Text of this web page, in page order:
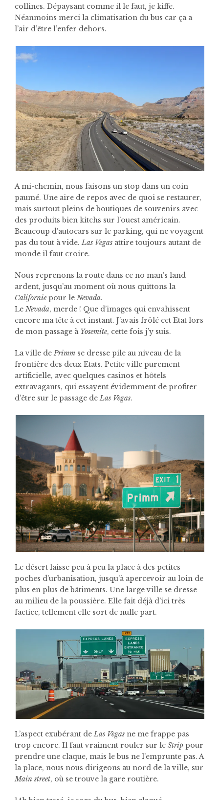
collines. Dépaysant comme il le faut, je kiffe.
Néanmoins merci la climatisation du bus car ça a
l’air d’être l’enfer dehors.
A mi-chemin, nous faisons un stop dans un coin
paumé. Une aire de repos avec de quoi se restaurer,
mais surtout pleins de boutiques de souvenirs avec
des produits bien kitchs sur l’ouest américain.
Beaucoup d’autocars sur le parking, qui ne voyagent
pas du tout à vide.Las Vegas attire toujours autant de
monde il faut croire.
Nous reprenons la route dans ce no man’s land
ardent, jusqu’au moment où nous quittons la
Californiepour le Nevada.
Le Nevada, merde ! Que d’images qui envahissent
encore ma tête à cet instant. J’avais frôlé cet Etat lors
de mon passage à Yosemite, cette fois j’y suis.
La ville de Primm se dresse pile au niveau de la
frontière des deux Etats. Petite ville purement
artificielle, avec quelques casinos et hôtels
extravagants, qui essayent évidemment de profiter
d’être sur le passage deLas Vegas.
Le désert laisse peu à peu la place à des petites
poches d’urbanisation, jusqu’à apercevoir au loin de
plus en plus de bâtiments. Une large ville se dresse
au milieu de la poussière. Elle fait déjà d’ici très
factice, tellement elle sort de nulle part.
L’aspect exubérant deLas Vegas ne me frappe pas
trop encore. Il faut vraiment rouler sur le Strip pour
prendre une claque, mais le bus ne l’emprunte pas. A
la place, nous nous dirigeons au nord de la ville, sur
Main street, où se trouve la gare routière.